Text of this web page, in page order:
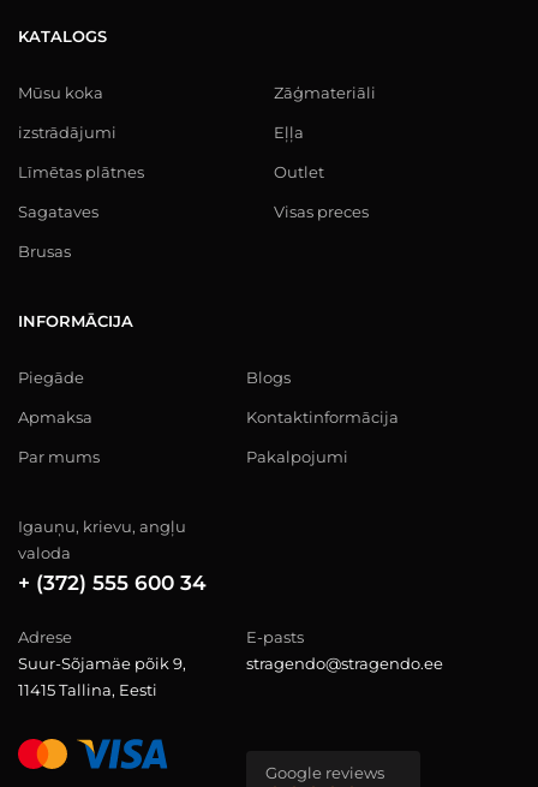
KATALOGS
Mūsu koka
izstrādājumi
Līmētas plātnes
Sagataves
Brusas
Zāģmateriāli
Eļļa
Outlet
Visas preces
INFORMĀCIJA
Piegāde
Apmaksa
Par mums
Blogs
Kontaktinformācija
Pakalpojumi
Igauņu, krievu, angļu
valoda
+ (372) 555 600 34
Adrese
Suur-Sõjamäe põik 9,
11415 Tallina, Eesti
E-pasts
stragendo@stragendo.ee
Google reviews